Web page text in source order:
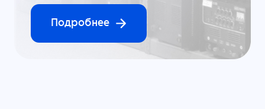
Подробнее